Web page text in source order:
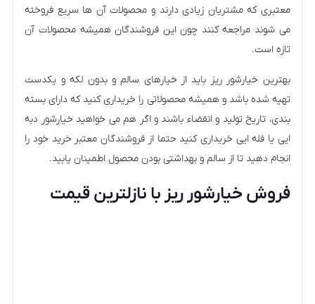
معتبری که مشتریان زیادی دارند و محصولات آن ها سریع فروخته
می شوند مراجعه کنند چون این فروشندگان همیشه محصولات آن
تازه است.
بهترین خیارشور ریز باید از خیارهای سالم و بدون لکه و یکدست
تهیه شده باشد و همیشه محصولاتی را خریداری کنید که دارای بسته
بندی، تاریخ تولید و انقضاء باشند و اگر هم می خواهید خیارشور دبه
ایی یا فله ایی خریداری کنید حتما از فروشندگان معتبر خرید خود را
انجام دهید تا از سالم و بهداشتی بودن محصول اطمینان یابید.
فروش خیارشور ریز با نازلترین قیمت